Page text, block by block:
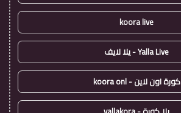
koora live
Yalla Live - يلا لايف
كورة اون لاين - koora onl